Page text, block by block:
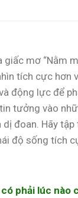
giấc mơ “Nằm
tích cực hơn
động lực để
tưởng vào
đoan. Hãy
độ sống tích
phải lúc nào